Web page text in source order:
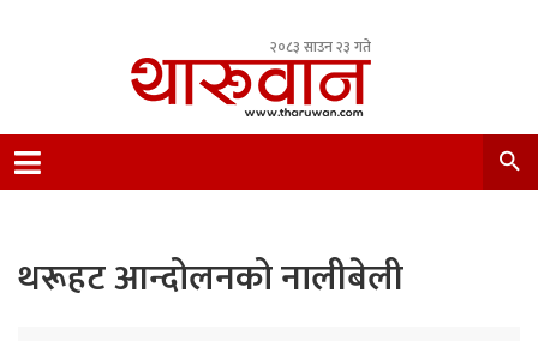
२०८३ साउन २३ गते
Nepal.
थरूहट आन्दोलनको नालीबेली